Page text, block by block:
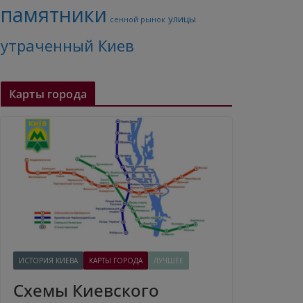
памятники сенной рынок улицы
утраченный Киев
Карты города
ИСТОРИЯ КИЕВА КАРТЫ ГОРОДА ЛУЧШЕЕ
Схемы Киевского